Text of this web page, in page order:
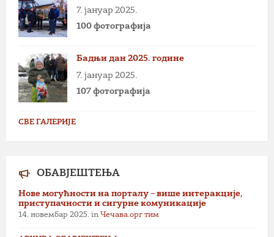
7. јануар 2025.
100 фотографија
Бадњи дан 2025. године
7. јануар 2025.
107 фотографија
СВЕ ГАЛЕРИЈЕ
ОБАВЈЕШТЕЊА
Нове могућности на порталу – више интеракције,
приступачности и сигурне комуникације
14. новембар 2025. in Чечава.орг тим